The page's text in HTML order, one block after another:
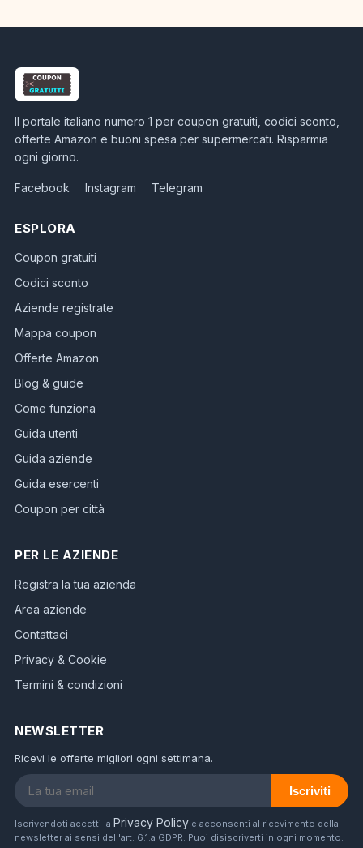
Il portale italiano numero 1 per coupon gratuiti, codici sconto,
offerte Amazon e buoni spesa per supermercati. Risparmia
ogni giorno.
Facebook Instagram Telegram
ESPLORA
Coupon gratuiti
Codici sconto
Aziende registrate
Mappa coupon
Offerte Amazon
Blog & guide
Come funziona
Guida utenti
Guida aziende
Guida esercenti
Coupon per città
PER LE AZIENDE
Registra la tua azienda
Area aziende
Contattaci
Privacy & Cookie
Termini & condizioni
NEWSLETTER
Ricevi le offerte migliori ogni settimana.
Iscriviti
Iscrivendoti accetti la Privacy Policy e acconsenti al ricevimento della
newsletter ai sensi dell'art. 6.1.a GDPR. Puoi disiscriverti in ogni momento.